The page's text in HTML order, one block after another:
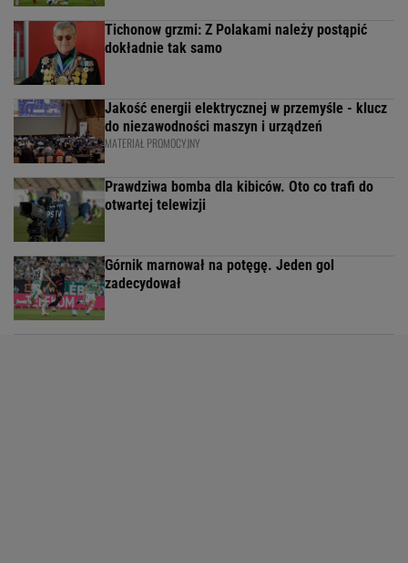
Tichonow grzmi: Z Polakami należy postąpić
dokładnie tak samo
Jakość energii elektrycznej w przemyśle - klucz
do niezawodności maszyn i urządzeń
MATERIAŁ PROMOCYJNY
Prawdziwa bomba dla kibiców. Oto co trafi do
otwartej telewizji
Górnik marnował na potęgę. Jeden gol
zadecydował